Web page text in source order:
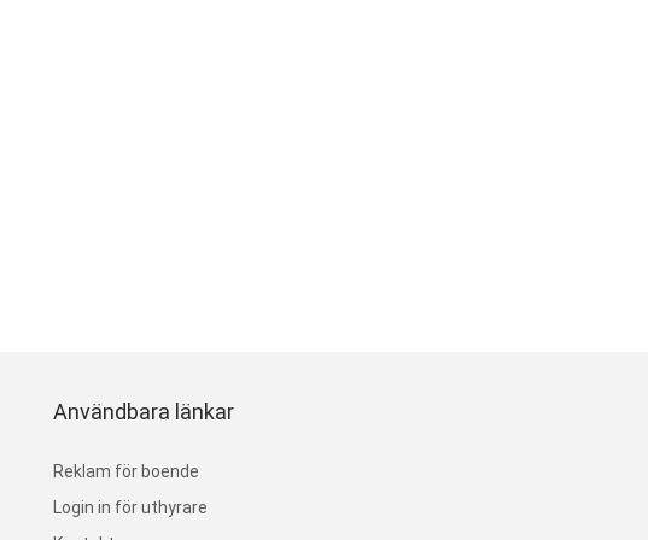
Användbara länkar
Reklam för boende
Login in för uthyrare